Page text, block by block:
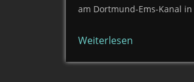
am Dortmund-Ems-Kanal
Weiterlesen